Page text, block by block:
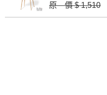
耶魯餐椅(板)(實木)(MI-992)
原 價 $ 1,510